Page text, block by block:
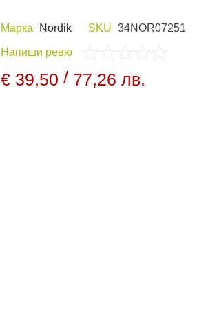
ЛОВНО ОБЛЕКЛО
Марка Nordik SKU 34NOR07251
Напиши ревю
€ 39,50 / 77,26 лв.